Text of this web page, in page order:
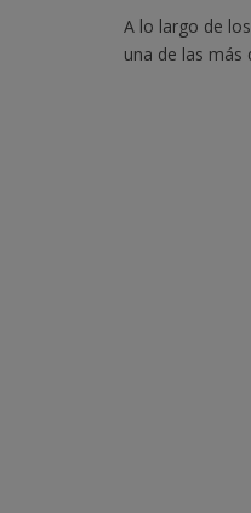
A lo largo de
una de las